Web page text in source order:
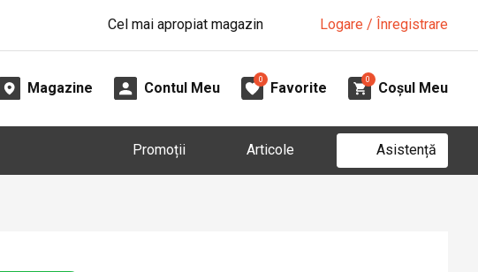
Cel mai apropiat magazin Logare / Înregistrare
Magazine Contul Meu
0
Favorite
0
Coșul Meu
Promoții Articole Asistență